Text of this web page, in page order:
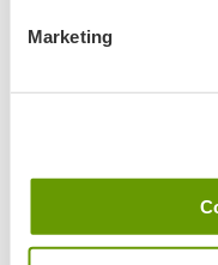
Marketing
Änderung!
Café Pauli / Das